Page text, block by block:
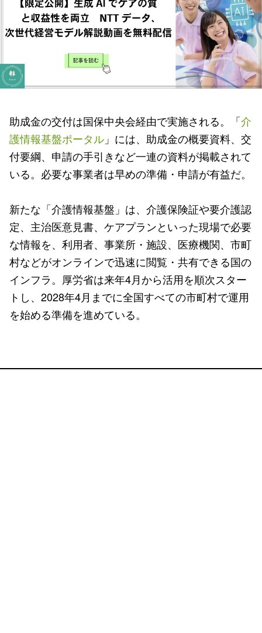
助成金の交付は国保中央会経由で実施される。「介
護情報基盤ポータル 」には、助成金の概要資料、交
付要綱、申請の手引きなど一連の資料が掲載されて
いる。必要な事業者は早めの準備・申請が有益だ。
新たな「介護情報基盤」は、介護保険証や要介護認
定、主治医意見書、ケアプランといった現場で必要
な情報を、利用者、事業所・施設、医療機関、市町
村などがオンラインで迅速に閲覧・共有できる国の
インフラ。厚労省は来年4月から活用を順次スター
トし、2028年4月までに全国すべての市町村で運用
を始める準備を進めている。